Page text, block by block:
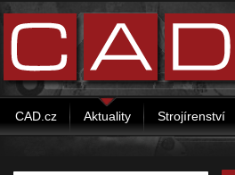
CAD.cz Aktuality Strojírenství